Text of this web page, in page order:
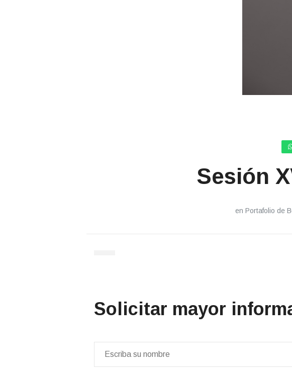
Sesión
en Portafolio de
Solicitar mayor